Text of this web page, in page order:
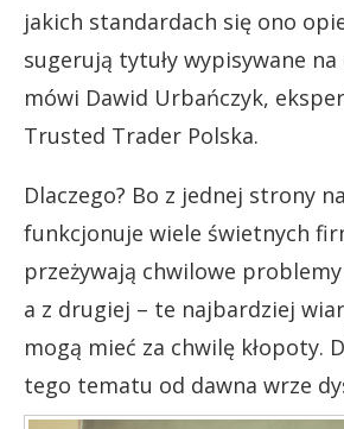
jakich standardach się ono
sugerują tytuły wypisywane
mówi Dawid Urbańczyk,
Trusted Trader Polska.
Dlaczego? Bo z jednej strony
funkcjonuje wiele świetnych
przeżywają chwilowe
a z drugiej – te najbardziej
mogą mieć za chwilę kłopoty.
tego tematu od dawna wrze